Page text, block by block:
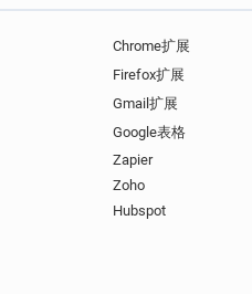
Chrome扩展
Firefox扩展
Gmail扩展
Google表格
Zapier
Zoho
Hubspot